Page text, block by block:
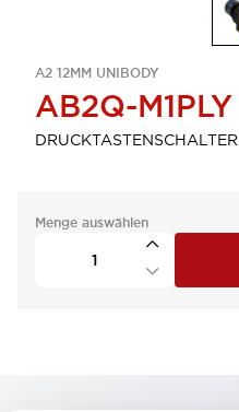
A2 12MM UNIBODY
AB2Q-M1PLY
DRUCKTASTENSCHALTER
Menge auswählen